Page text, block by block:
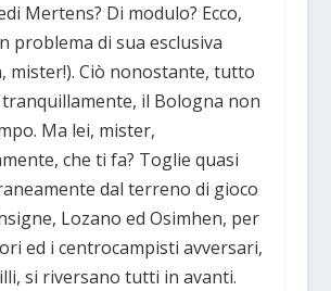
Mertens? Di modulo? Ecco,
problema di sua esclusiva
mister!). Ciò nonostante, tutto
il Bologna non
Ma lei, mister,
che ti fa? Toglie quasi
dal terreno di gioco
Lozano ed Osimhen, per
ed i centrocampisti avversari,
si riversano tutti in avanti.